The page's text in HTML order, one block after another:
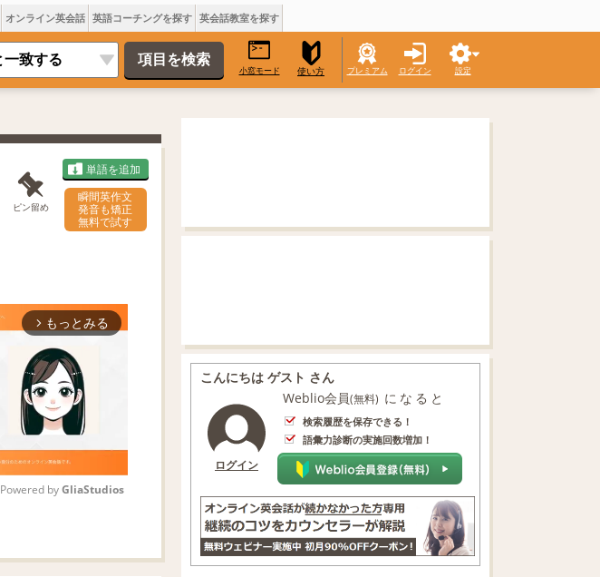
オンライン英会話 英語コーチングを探す 英会話教室を探す
小窓モード 使い方 プレミアム ログイン 設定
ピン留め
単語を追加
瞬間英作文
発音も矯正
無料で試す
arrow_forward_ios もっとみる
Powered by GliaStudios
こんにちは ゲスト さん
ログイン
Weblio会員(無料) になると
検索履歴を保存できる！
語彙力診断の実施回数増加！